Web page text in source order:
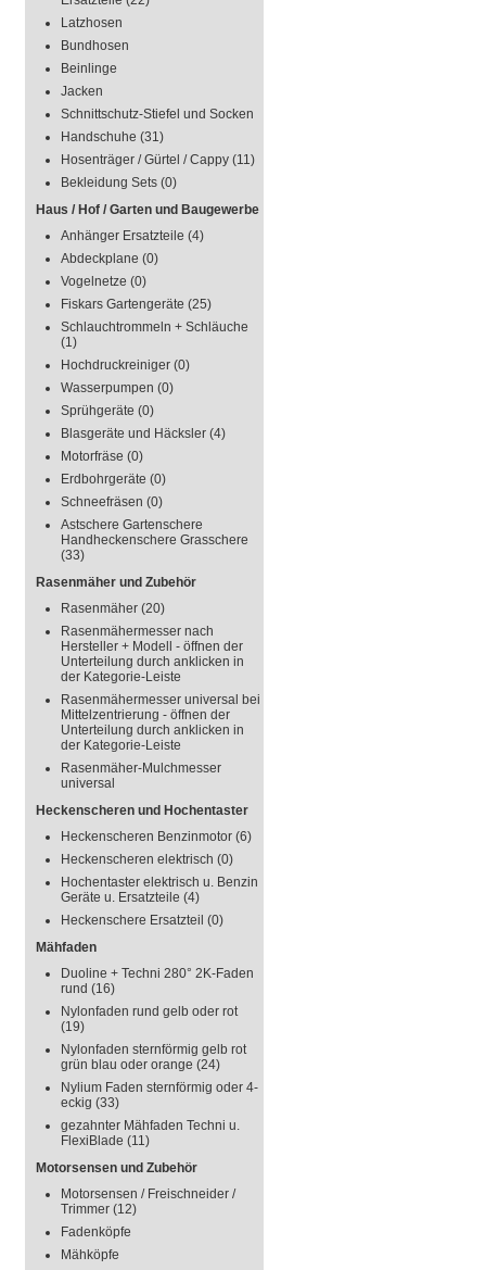
Latzhosen
Bundhosen
Beinlinge
Jacken
Schnittschutz-Stiefel und Socken
Handschuhe (31)
Hosenträger / Gürtel / Cappy (11)
Bekleidung Sets (0)
Haus / Hof / Garten und Baugewerbe
Anhänger Ersatzteile (4)
Abdeckplane (0)
Vogelnetze (0)
Fiskars Gartengeräte (25)
Schlauchtrommeln + Schläuche
(1)
Hochdruckreiniger (0)
Wasserpumpen (0)
Sprühgeräte (0)
Blasgeräte und Häcksler (4)
Motorfräse (0)
Erdbohrgeräte (0)
Schneefräsen (0)
Astschere Gartenschere
Handheckenschere Grasschere
(33)
Rasenmäher und Zubehör
Rasenmäher (20)
Rasenmähermesser nach
Hersteller + Modell - öffnen der
Unterteilung durch anklicken in
der Kategorie-Leiste
Rasenmähermesser universal bei
Mittelzentrierung - öffnen der
Unterteilung durch anklicken in
der Kategorie-Leiste
Rasenmäher-Mulchmesser
universal
Heckenscheren und Hochentaster
Heckenscheren Benzinmotor (6)
Heckenscheren elektrisch (0)
Hochentaster elektrisch u. Benzin
Geräte u. Ersatzteile (4)
Heckenschere Ersatzteil (0)
Mähfaden
Duoline + Techni 280° 2K-Faden
rund (16)
Nylonfaden rund gelb oder rot
(19)
Nylonfaden sternförmig gelb rot
grün blau oder orange (24)
Nylium Faden sternförmig oder 4-
eckig (33)
gezahnter Mähfaden Techni u.
FlexiBlade (11)
Motorsensen und Zubehör
Motorsensen / Freischneider /
Trimmer (12)
Fadenköpfe
Mähköpfe